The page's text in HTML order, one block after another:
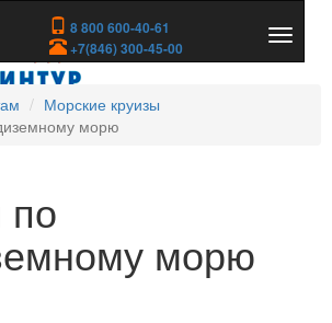
8 800 600-40-61
+7(846) 300-45-00
скрыть
Морские круизы
морю
по
морю